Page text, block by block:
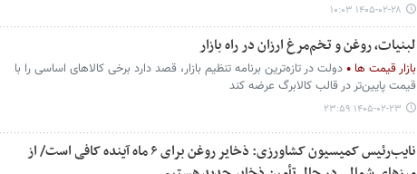
۱۴۰۵-۰۲-۲۸ ۱۰:۰۳
لبنیات، روغن و تخم‌مرغ ارزان‌ در راه بازار
بازار قیمت ها
دولت در تازه‌ترین برنامه تنظیم بازار، قصد دارد برخی کالاهای اساسی را با
قیمت پایین‌تر در قالب کالابرگ عرضه کند
۱۴۰۵-۰۲-۲۳ ۲۳:۵۹
نایب‌رئیس کمیسیون کشاورزی: ذخایر روغن برای ۶ ماه آینده کافی است/ از